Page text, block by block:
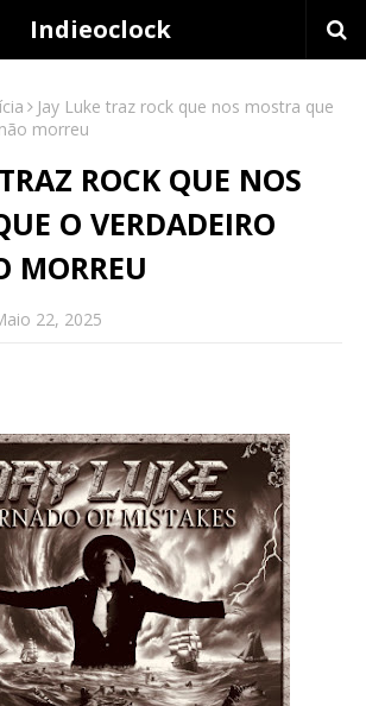
Indieoclock
Jay Luke traz rock que nos mostra que
morreu
ROCK QUE NOS
O VERDADEIRO
MORREU
22, 2025